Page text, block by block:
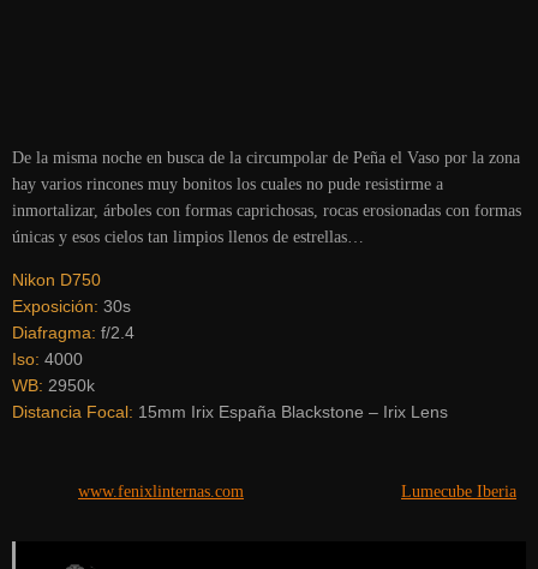
De la misma noche en busca de la circumpolar de Peña el Vaso por la zona
hay varios rincones muy bonitos los cuales no pude resistirme a
inmortalizar, árboles con formas caprichosas, rocas erosionadas con formas
únicas y esos cielos tan limpios llenos de estrellas…
Nikon D750
Exposición: 30s
Diafragma: f/2.4
Iso: 4000
WB: 2950k
Distancia Focal: 15mm Irix España Blackstone – Irix Lens
www.fenixlinternas.com Lumecube Iberia